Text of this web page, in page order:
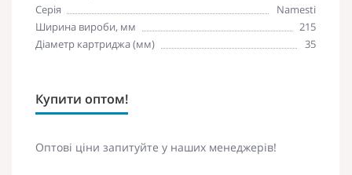
Серія
Namesti
Ширина вироби, мм
215
Діаметр картриджа (мм)
35
Купити оптом!
Оптові ціни запитуйте у наших менеджерів!